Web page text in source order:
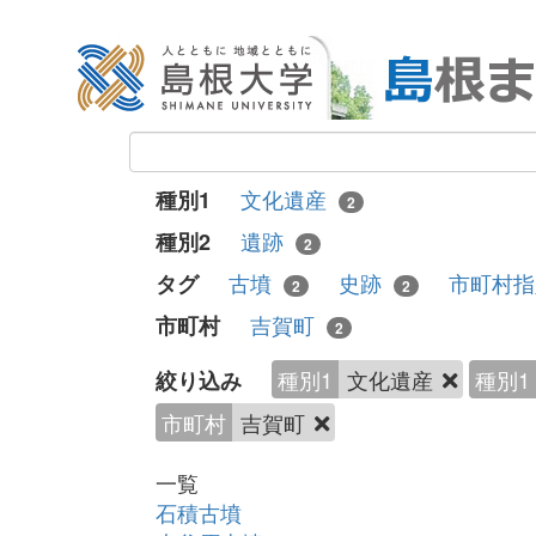
種別1 文化遺産 2
種別2 遺跡 2
タグ 古墳 2 史跡 2
市町村
市町村
吉賀町 2
絞り込み 種別1 文化遺産
種別1
市町村 吉賀町
一覧
石積古墳